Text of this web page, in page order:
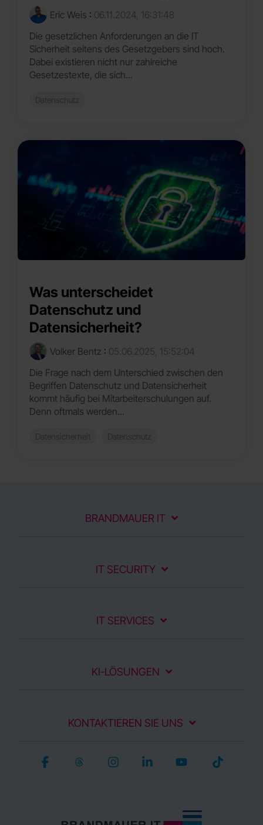
Eric Weis : 06.11.2024, 16:31:48
Die gesetzlichen Anforderungen an die IT
Sicherheit seitens des Gesetzgebers sind hoch.
Dabei existieren nicht nur zahlreiche
Gesetzestexte, die sich...
Was unterscheidet
Datenschutz und
Datensicherheit?
Volker Bentz : 05.06.2025, 15:52:04
Die Frage nach dem Unterschied zwischen den
Begriffen Datenschutz und Datensicherheit
kommt häufig bei Mitarbeiterschulungen auf.
Denn oftmals werden...
BRANDMAUER IT
IT SECURITY
IT SERVICES
KI-LÖSUNGEN
KONTAKTIEREN SIE UNS
FacebookThreads InstagramLinkedin YouTube